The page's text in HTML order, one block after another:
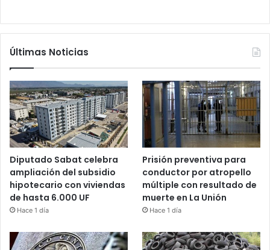
Últimas Noticias
Diputado Sabat celebra
ampliación del subsidio
hipotecario con viviendas
de hasta 6.000 UF
Hace 1 día
Prisión preventiva para
conductor por atropello
múltiple con resultado de
muerte en La Unión
Hace 1 día